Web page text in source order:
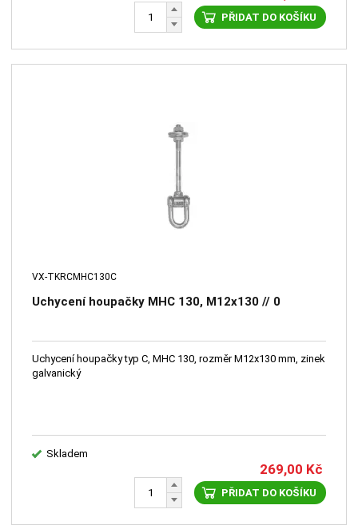
PŘIDAT DO KOŠÍKU
VX-TKRCMHC130C
Uchycení houpačky MHC 130, M12x130 // 0
Uchycení houpačky typ C, MHC 130, rozměr M12x130 mm, zinek
galvanický
Skladem
269,00 Kč
PŘIDAT DO KOŠÍKU